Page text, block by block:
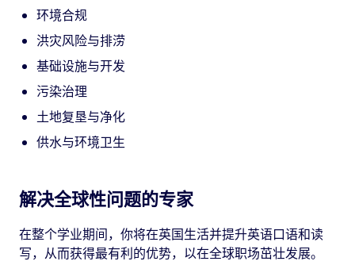
环境合规
洪灾风险与排涝
基础设施与开发
污染治理
土地复垦与净化
供水与环境卫生
解决全球性问题的专家
在整个学业期间，你将在英国生活并提升英语口语和读
写，从而获得最有利的优势，以在全球职场茁壮发展。